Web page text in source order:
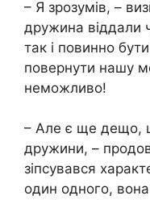
– Я зрозумів, –
дружина віддали
так і повинно
повернути нашу
неможливо!
– Але є ще дещо,
дружини, –
зіпсувався
один одного,